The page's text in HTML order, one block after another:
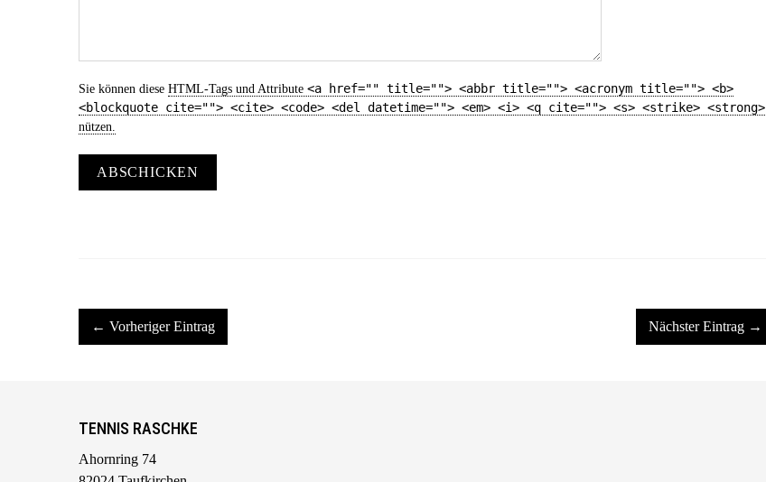
Sie können diese HTML-Tags und Attribute <a href="" title=""> <abbr title=""> <acronym title=""> <b>
<blockquote cite=""> <cite> <code> <del datetime=""> <em> <i> <q cite=""> <s> <strike> <strong>
nützen.
ABSCHICKEN
← Vorheriger Eintrag Nächster Eintrag →
TENNIS RASCHKE
Ahornring 74